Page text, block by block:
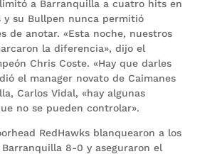
a Barranquilla a cuatro hits en
y su Bullpen nunca permitió
de anotar. «Esta noche, nuestros
la diferencia», dijo el
Chris Coste. «Hay que darles
el manager novato de Caimanes
Carlos Vidal, «hay algunas
no se pueden controlar».
RedHawks blanquearon a los
Barranquilla 8-0 y aseguraron el